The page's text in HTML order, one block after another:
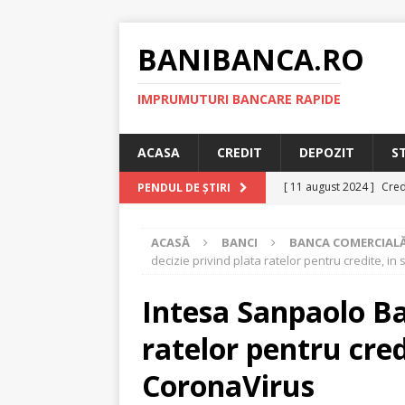
BANIBANCA.RO
IMPRUMUTURI BANCARE RAPIDE
ACASA CREDIT DEPOZIT
PENDUL DE ȘTIRI [ 11 august 2024 ]
[ 29 iulie 2024 ] Credit
[ 6 ianuarie 2025 ]
[ 6 octombrie 2024 ]
[ 8 septembrie 2024 ]
ACASĂ BANCI BANCA
decizie privind plata ratelor pentru credite, in
Intesa Sanpaolo
ratelor pentru
CoronaVirus